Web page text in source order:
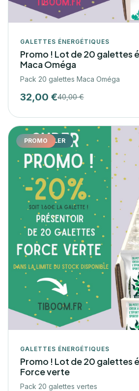
GALETTES ÉNERGÉTIQUES
Promo ! Lot de 20 galettes
Maca Oméga
Pack 20 galettes Maca Oméga
32,00 €40,00 €
BEST-SELLER
PROMO
GALETTES ÉNERGÉTIQUES
Promo ! Lot de 20 galettes
Force verte
Pack 20 galettes vertes